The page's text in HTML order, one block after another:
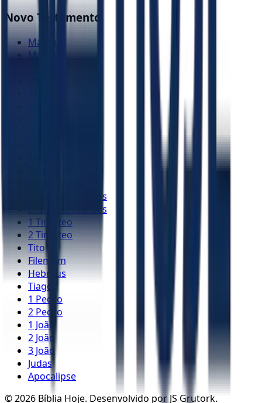
Novo Testamento
Mateus
Marcos
1 Tessalonicenses
2 Tessalonicenses
1 Timóteo
2 Timóteo
Tito
Filemom
Hebreus
Tiago
1 Pedro
2 Pedro
1 João
2 João
3 João
Judas
Apocalipse
©2026 Bíblia Hoje. Desenvolvido por JS Grutork.